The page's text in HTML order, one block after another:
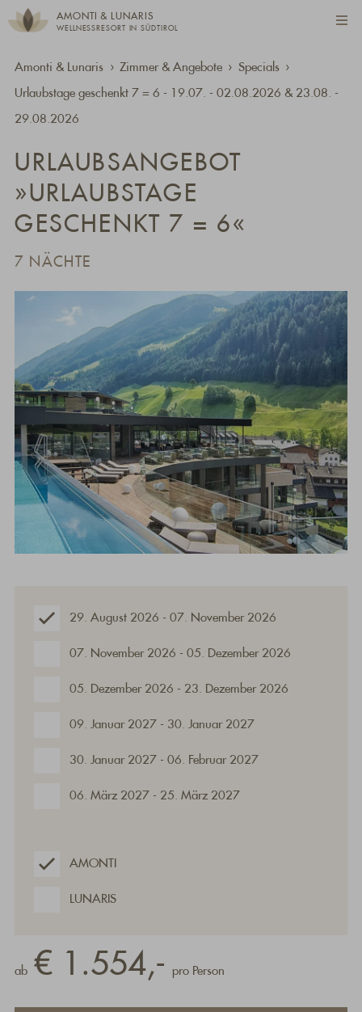
AMONTI & LUNARIS
WELLNESSRESORT IN SÜDTIROL
Amonti & Lunaris Zimmer & Angebote Specials
Urlaubstage geschenkt 7 = 6 - 19.07. - 02.08.2026 & 23.08. -
29.08.2026
URLAUBSANGEBOT
»URLAUBSTAGE
GESCHENKT 7 = 6«
7 NÄCHTE
29. August 2026 - 07. November 2026
07. November 2026 - 05. Dezember 2026
05. Dezember 2026 - 23. Dezember 2026
09. Januar 2027 - 30. Januar 2027
30. Januar 2027 - 06. Februar 2027
06. März 2027 - 25. März 2027
AMONTI
LUNARIS
ab € 1.554,- pro Person